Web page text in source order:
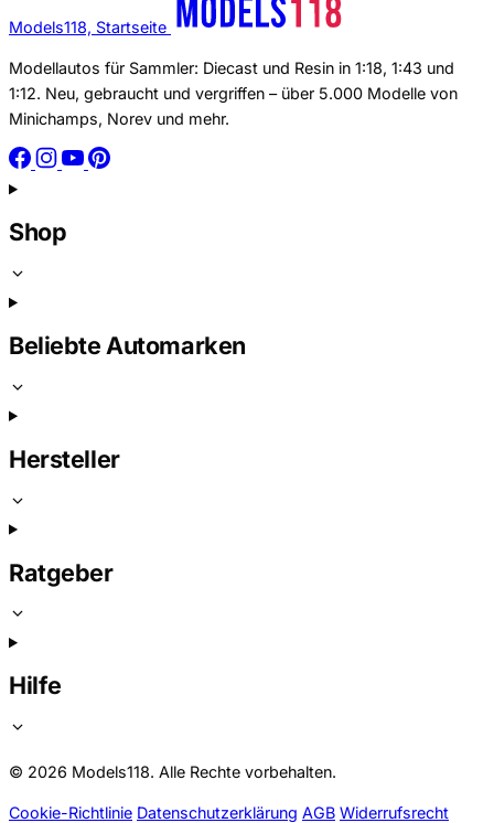
Models118, Startseite
Modellautos für Sammler: Diecast und Resin in 1:18, 1:43 und
1:12. Neu, gebraucht und vergriffen – über 5.000 Modelle von
Minichamps, Norev und mehr.
Shop
Beliebte Automarken
Hersteller
Ratgeber
Hilfe
© 2026 Models118. Alle Rechte vorbehalten.
Cookie-Richtlinie Datenschutzerklärung AGB Widerrufsrecht